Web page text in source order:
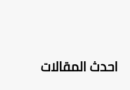
احدث المقالات